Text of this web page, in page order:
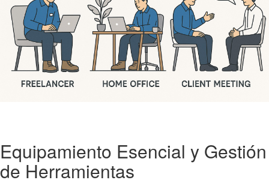
Equipamiento Esencial y Gestión
de Herramientas